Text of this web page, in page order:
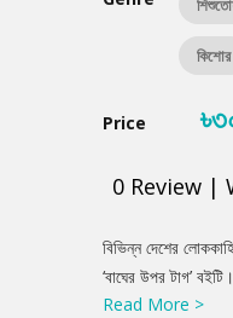
কিশোর
Price
0 Review |
Product
Summery
বিভিন্ন দেশের
‘বাঘের উপর টাগ’
বইয়ের প্রতিটি রচনা
Read More >